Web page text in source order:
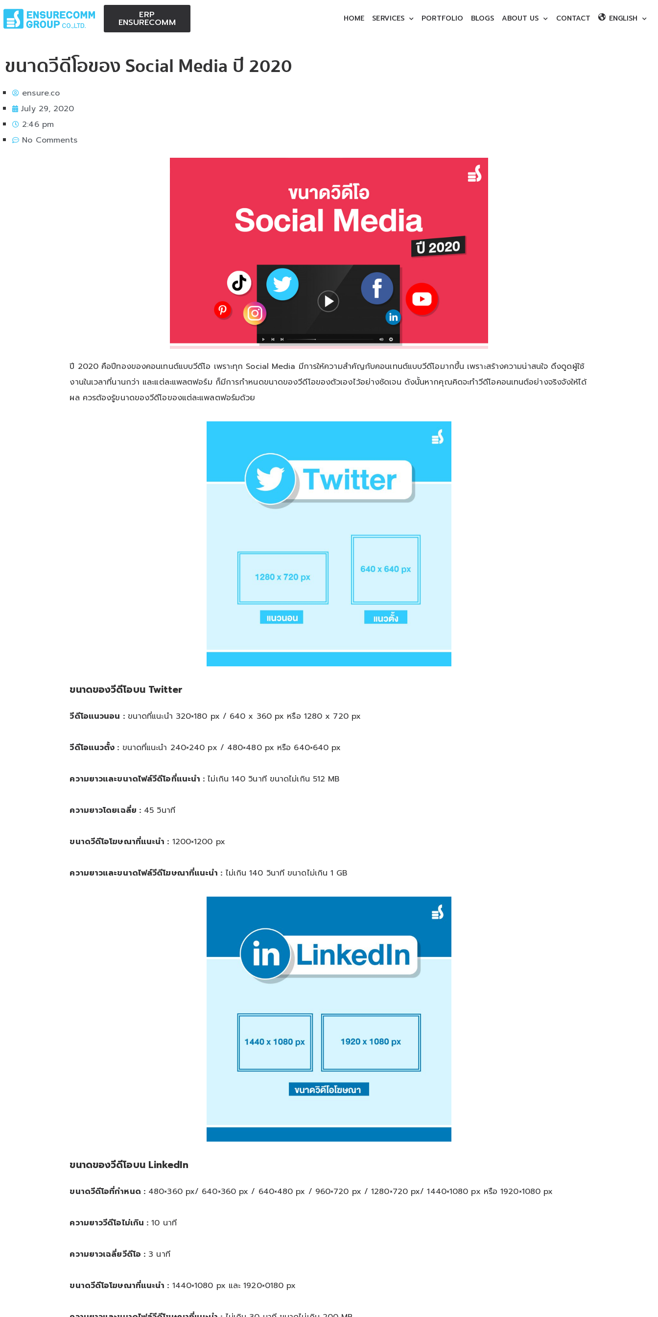
ERP
ENSURECOMM HOME SERVICES PORTFOLIO BLOGS ABOUT US CONTACT ENGLISH
ขนาดวีดีโอของ Social Media ปี 2020
ensure.co
July 29, 2020
2:46 pm
No Comments
ปี 2020 คือปีทองของคอนเทนต์แบบวีดีโอ เพราะทุก Social Media มีการให้ความสำคัญกับคอนเทนต์แบบวีดีโอมากขึ้น เพราะสร้างความน่าสนใจ ดึงดูดผู้ใช้
งานในเวลาที่นานกว่า และแต่ละแพลตฟอร์ม ก็มีการกำหนดขนาดของวีดีโอของตัวเองไว้อย่างชัดเจน ดังนั้นหากคุณคิดจะทำวีดีโอคอนเทนต์อย่างจริงจังให้ได้
ผล ควรต้องรู้ขนาดของวีดีโอของแต่ละแพลตฟอร์มด้วย
ขนาดของวีดีโอบน Twitter
วีดีโอแนวนอน :ขนาดที่แนะนำ 320×180 px / 640 x 360 px หรือ 1280 x 720 px
วีดีโอแนวตั้ง : ขนาดที่แนะนำ 240×240 px / 480×480 px หรือ 640×640 px
ความยาวและขนาดไฟล์วีดีโอที่แนะนำ : ไม่เกิน 140 วินาที ขนาดไม่เกิน 512 MB
ความยาวโดยเฉลี่ย : 45 วินาที
ขนาดวีดีโอโฆษณาที่แนะนำ : 1200×1200 px
ความยาวและขนาดไฟล์วีดีโฆษณาที่แนะนำ : ไม่เกิน 140 วินาที ขนาดไม่เกิน 1 GB
ขนาดของวีดีโอบน LinkedIn
ขนาดวีดีโอที่กำหนด :480×360 px/ 640×360 px / 640×480 px / 960×720 px / 1280×720 px/ 1440×1080 px หรือ 1920×1080 px
ความยาววีดีโอไม่เกิน : 10 นาที
ความยาวเฉลี่ยวีดีโอ : 3 นาที
ขนาดวีดีโอโฆษณาที่แนะนำ : 1440×1080 px และ 1920×0180 px